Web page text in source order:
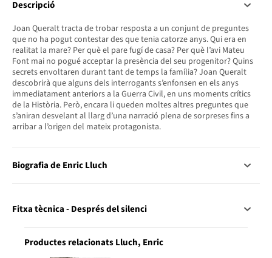
Descripció
Joan Queralt tracta de trobar resposta a un conjunt de preguntes
que no ha pogut contestar des que tenia catorze anys. Qui era en
realitat la mare? Per què el pare fugí de casa? Per què l’avi Mateu
Font mai no pogué acceptar la presència del seu progenitor? Quins
secrets envoltaren durant tant de temps la família? Joan Queralt
descobrirà que alguns dels interrogants s’enfonsen en els anys
immediatament anteriors a la Guerra Civil, en uns moments crítics
de la Història. Però, encara li queden moltes altres preguntes que
s’aniran desvelant al llarg d’una narració plena de sorpreses fins a
arribar a l’origen del mateix protagonista.
Biografia de Enric Lluch
Fitxa tècnica - Després del silenci
Productes relacionats Lluch, Enric